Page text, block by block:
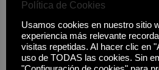
Productos
Política de Cookies
Usamos cookies en nuestro sitio
experiencia más relevante
visitas repetidas. Al hacer clic en
uso de TODAS las cookies. Sin